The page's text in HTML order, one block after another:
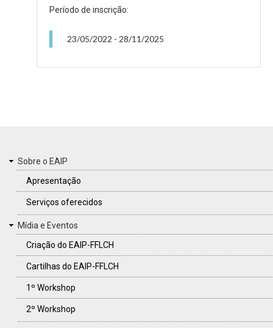
Período de inscrição:
23/05/2022 - 28/11/2025
MENU
DO
RODAPÉ
Sobre o EAIP
Apresentação
Serviços oferecidos
Mídia e Eventos
Criação do EAIP-FFLCH
Cartilhas do EAIP-FFLCH
1º Workshop
2º Workshop